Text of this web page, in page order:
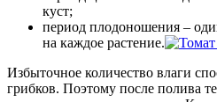
куст;
период плодоношения –
на каждое растение.
Избыточное количество влаги
грибков. Поэтому после полива